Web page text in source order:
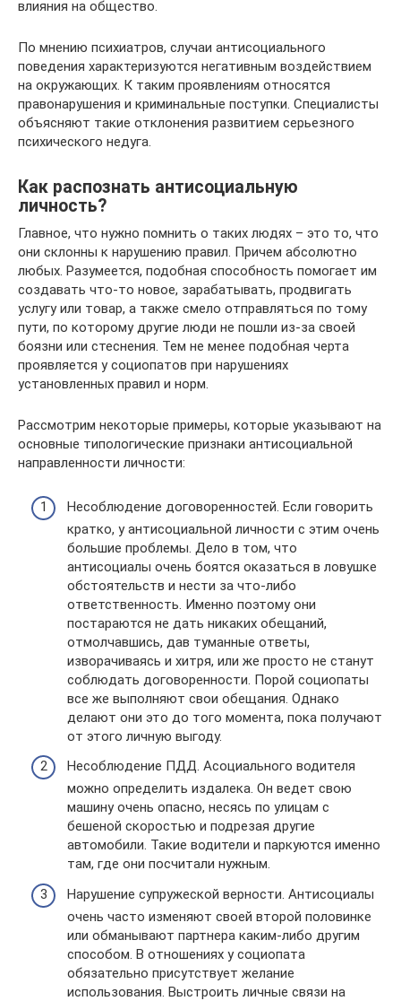
влияния на общество.
По мнению психиатров, случаи антисоциального
поведения характеризуются негативным воздействием
на окружающих. К таким проявлениям относятся
правонарушения и криминальные поступки. Специалисты
объясняют такие отклонения развитием серьезного
психического недуга.
Как распознать антисоциальную
личность?
Главное, что нужно помнить о таких людях – это то, что
они склонны к нарушению правил. Причем абсолютно
любых. Разумеется, подобная способность помогает им
создавать что-то новое, зарабатывать, продвигать
услугу или товар, а также смело отправляться по тому
пути, по которому другие люди не пошли из-за своей
боязни или стеснения. Тем не менее подобная черта
проявляется у социопатов при нарушениях
установленных правил и норм.
Рассмотрим некоторые примеры, которые указывают на
основные типологические признаки антисоциальной
направленности личности:
Несоблюдение договоренностей. Если говорить
кратко, у антисоциальной личности с этим очень
большие проблемы. Дело в том, что
антисоциалы очень боятся оказаться в ловушке
обстоятельств и нести за что-либо
ответственность. Именно поэтому они
постараются не дать никаких обещаний,
отмолчавшись, дав туманные ответы,
изворачиваясь и хитря, или же просто не станут
соблюдать договоренности. Порой социопаты
все же выполняют свои обещания. Однако
делают они это до того момента, пока получают
от этого личную выгоду.
Несоблюдение ПДД. Асоциального водителя
можно определить издалека. Он ведет свою
машину очень опасно, несясь по улицам с
бешеной скоростью и подрезая другие
автомобили. Такие водители и паркуются именно
там, где они посчитали нужным.
Нарушение супружеской верности. Антисоциалы
очень часто изменяют своей второй половинке
или обманывают партнера каким-либо другим
способом. В отношениях у социопата
обязательно присутствует желание
использования. Выстроить личные связи на